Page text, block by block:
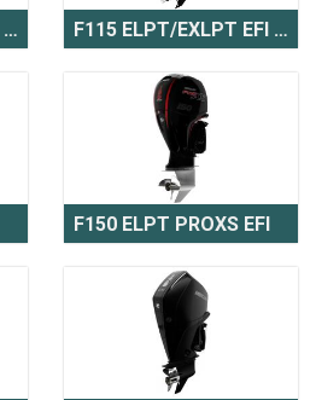
F115 ELPT/EXLPT EFI Pro XS F115 ELPT/EXLPT EFI Pro XS CT
F150 ELPT PROXS EFI